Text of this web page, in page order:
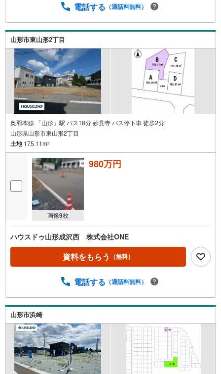
る
電話する （通話料無料）
山形市東山形2丁目
奥羽本線 「山形」駅 バス18分 妙見寺 バス停下車 徒歩2分
山形県山形市東山形2丁目
土地175.11m2
画像9枚
980万円
ハウスドゥ山形成沢西 株式会社ONE
資料をもらう （無料）
電話する （通話料無料）
山形市浜崎